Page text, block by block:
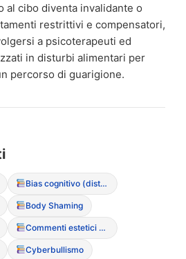
al cibo diventa invalidante o
restrittivi e compensatori,
a psicoterapeuti ed
in disturbi alimentari per
percorso di guarigione.
Bias cognitivo (distorsione del pensiero)
Body Shaming
Commenti estetici non richiesti
Cyberbullismo